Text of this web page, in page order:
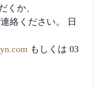
くか、
絡ください。 日
もしくは 03